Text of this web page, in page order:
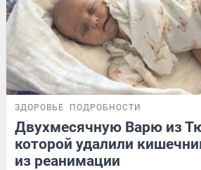
ЗДОРОВЬЕ ПОДРОБНОСТИ
Двухмесячную Варю из
которой удалили
из реанимации